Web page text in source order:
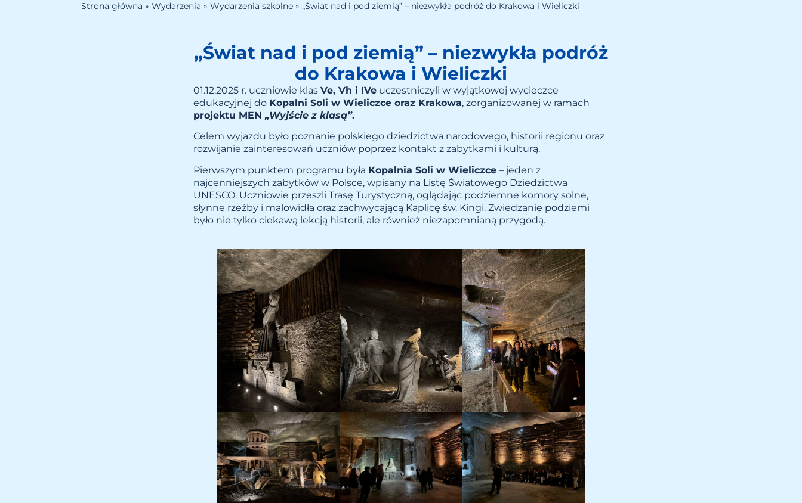
Strona główna » Wydarzenia » Wydarzenia szkolne » „Świat nad i pod ziemią” – niezwykła podróż do Krakowa i Wieliczki
„Świat nad i pod ziemią” – niezwykła podróż
do Krakowa i Wieliczki
01.12.2025 r. uczniowie klas Ve, Vh i IVe uczestniczyli w wyjątkowej wycieczce
edukacyjnej do Kopalni Soli w Wieliczce oraz Krakowa, zorganizowanej w ramach
projektu MEN „Wyjście z klasą”.
Celem wyjazdu było poznanie polskiego dziedzictwa narodowego, historii regionu oraz
rozwijanie zainteresowań uczniów poprzez kontakt z zabytkami i kulturą.
Pierwszym punktem programu była Kopalnia Soli w Wieliczce – jeden z
najcenniejszych zabytków w Polsce, wpisany na Listę Światowego Dziedzictwa
UNESCO. Uczniowie przeszli Trasę Turystyczną, oglądając podziemne komory solne,
słynne rzeźby i malowidła oraz zachwycającą Kaplicę św. Kingi. Zwiedzanie podziemi
było nie tylko ciekawą lekcją historii, ale również niezapomnianą przygodą.